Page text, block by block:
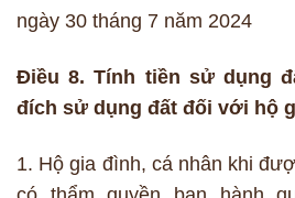
ngày 30 tháng 7 năm 2024
Điều 8. Tính tiền sử dụng
đích sử dụng đất đối với hộ
1. Hộ gia đình, cá nhân khi